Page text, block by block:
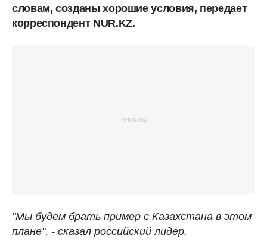
словам, созданы хорошие условия, передает
корреспондент NUR.KZ.
"Мы будем брать пример с Казахстана в этом
плане", - сказал российский лидер.